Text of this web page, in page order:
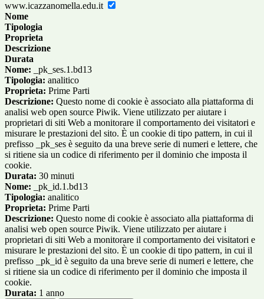
www.icazzanomella.edu.it
Nome
Tipologia
Proprieta
Descrizione
Durata
Nome: _pk_ses.1.bd13
Tipologia: analitico
Proprieta: Prime Parti
Descrizione: Questo nome di cookie è associato alla piattaforma di
analisi web open source Piwik. Viene utilizzato per aiutare i
proprietari di siti Web a monitorare il comportamento dei visitatori e
misurare le prestazioni del sito. È un cookie di tipo pattern, in cui il
prefisso _pk_ses è seguito da una breve serie di numeri e lettere, che
si ritiene sia un codice di riferimento per il dominio che imposta il
cookie.
Durata: 30 minuti
Nome: _pk_id.1.bd13
Tipologia: analitico
Proprieta: Prime Parti
Descrizione: Questo nome di cookie è associato alla piattaforma di
analisi web open source Piwik. Viene utilizzato per aiutare i
proprietari di siti Web a monitorare il comportamento dei visitatori e
misurare le prestazioni del sito. È un cookie di tipo pattern, in cui il
prefisso _pk_id è seguito da una breve serie di numeri e lettere, che
si ritiene sia un codice di riferimento per il dominio che imposta il
cookie.
Durata: 1 anno